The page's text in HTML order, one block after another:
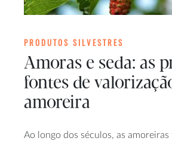
PRODUTOS SILVESTRES
Amoras e seda: as
fontes de
amoreira
Ao longo dos séculos, as amoreiras